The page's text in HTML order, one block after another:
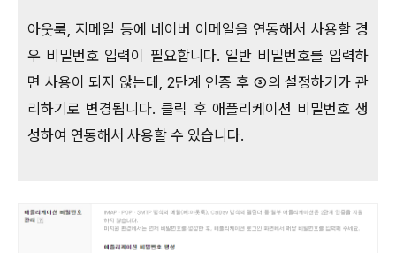
아웃룩, 지메일 등에 네이버 이메일을 연동해서 사용할 경
우 비밀번호 입력이 필요합니다. 일반 비밀번호를 입력하
면 사용이 되지 않는데, 2단계 인증 후 ③의 설정하기가 관
리하기로 변경됩니다. 클릭 후 애플리케이션 비밀번호 생
성하여 연동해서 사용할 수 있습니다.